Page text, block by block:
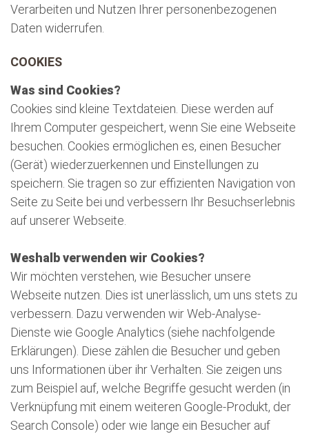
Verarbeiten und Nutzen Ihrer personenbezogenen
Daten widerrufen.
COOKIES
Was sind Cookies?
Cookies sind kleine Textdateien. Diese werden auf
Ihrem Computer gespeichert, wenn Sie eine Webseite
besuchen. Cookies ermöglichen es, einen Besucher
(Gerät) wiederzuerkennen und Einstellungen zu
speichern. Sie tragen so zur effizienten Navigation von
Seite zu Seite bei und verbessern Ihr Besuchserlebnis
auf unserer Webseite.
Weshalb verwenden wir Cookies?
Wir möchten verstehen, wie Besucher unsere
Webseite nutzen. Dies ist unerlässlich, um uns stets zu
verbessern. Dazu verwenden wir Web-Analyse-
Dienste wie Google Analytics (siehe nachfolgende
Erklärungen). Diese zählen die Besucher und geben
uns Informationen über ihr Verhalten. Sie zeigen uns
zum Beispiel auf, welche Begriffe gesucht werden (in
Verknüpfung mit einem weiteren Google-Produkt, der
Search Console) oder wie lange ein Besucher auf